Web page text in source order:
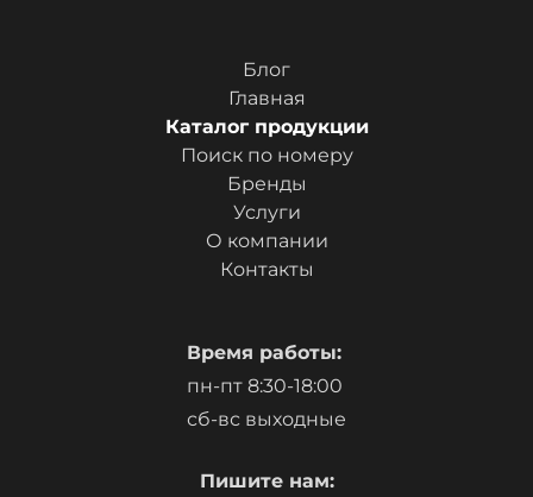
Блог
Главная
Каталог продукции
Поиск по номеру
Бренды
Услуги
О компании
Контакты
Время работы:
пн-пт 8:30-18:00
сб-вс выходные
Пишите нам: